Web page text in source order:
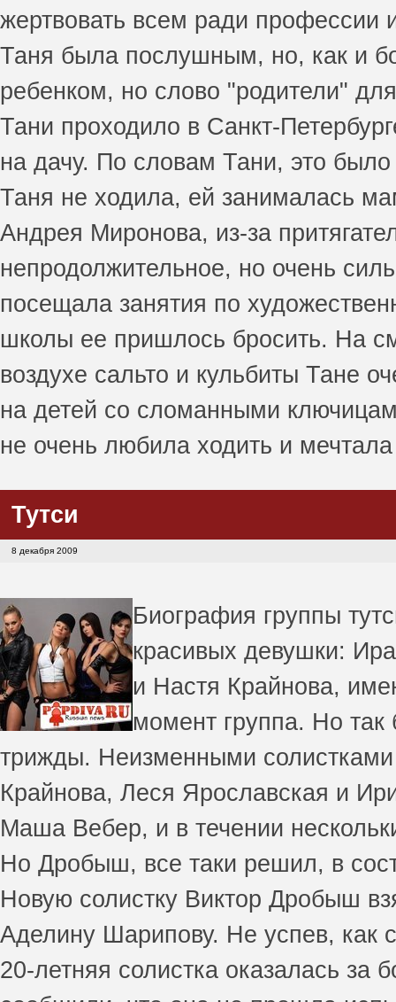
жертвовать всем ради профессии
Таня была послушным, но, как и
ребенком, но слово "родители"
Тани проходило в Санкт-
на дачу. По словам Тани, это
Таня не ходила, ей занималась
Андрея Миронова, из-за
непродолжительное, но очень
посещала занятия по
школы ее пришлось бросить. На
воздухе сальто и кульбиты Тане
на детей со сломанными
не очень любила ходить и
Тутси
8 декабря 2009
Биография группы
красивых девушки:
и Настя Крайнова,
момент группа. Но
трижды. Неизменными солистками
Крайнова, Леся Ярославская и
Маша Вебер, и в течении
Но Дробыш, все таки решил, в
Новую солистку Виктор Дробыш
Аделину Шарипову. Не успев, как
20-летняя солистка оказалась